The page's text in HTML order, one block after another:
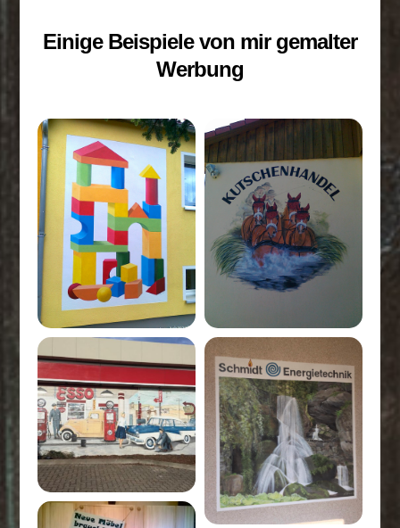
Einige Beispiele von mir gemalter
Werbung